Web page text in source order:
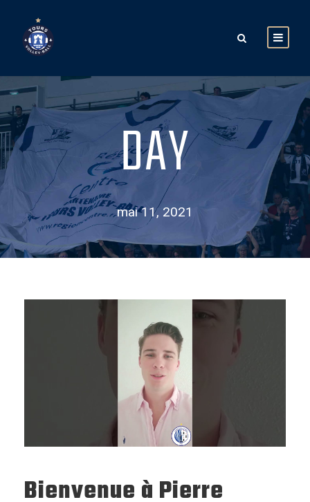
DAY
mai 11, 2021
Bienvenue à Pierre